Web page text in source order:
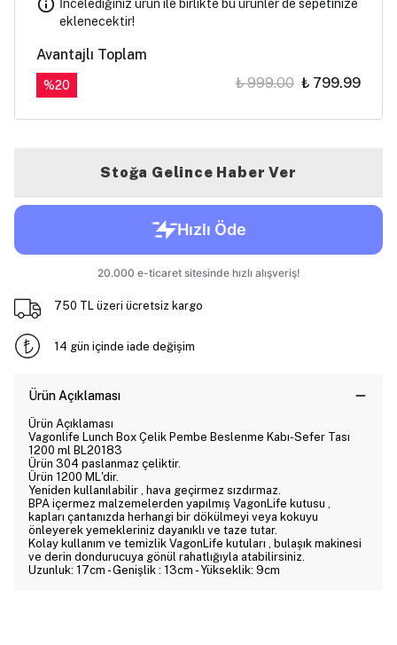
İncelediğiniz ürün ile birlikte bu ürünler de sepetinize
eklenecektir!
Avantajlı Toplam
%20 ₺ 999.00 ₺ 799.99
Stoğa Gelince Haber Ver
750 TL üzeri ücretsiz kargo
14 gün içinde iade değişim
Ürün Açıklaması
Ürün Açıklaması
Vagonlife Lunch Box Çelik Pembe Beslenme Kabı-Sefer Tası
1200 ml BL20183
Ürün 304 paslanmaz çeliktir.
Ürün 1200 ML'dir.
Yeniden kullanılabilir , hava geçirmez sızdırmaz.
BPA içermez malzemelerden yapılmış VagonLife kutusu ,
kapları çantanızda herhangi bir dökülmeyi veya kokuyu
önleyerek yemekleriniz dayanıklı ve taze tutar.
Kolay kullanım ve temizlik VagonLife kutuları , bulaşık makinesi
ve derin dondurucuya gönül rahatlığıyla atabilirsiniz.
Uzunluk: 17cm - Genişlik : 13cm - Yükseklik: 9cm